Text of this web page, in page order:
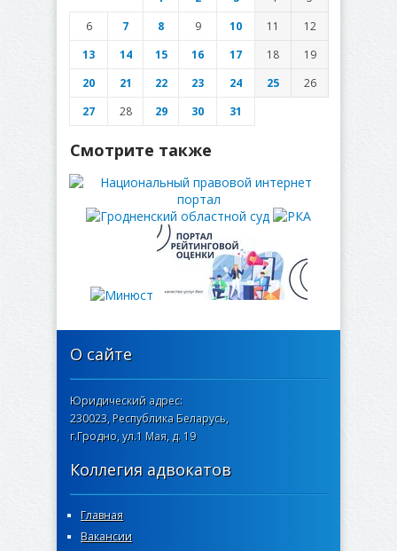
6
7 8 9 10 11
12
13
14 15 16 17 18
19
20
21 22 23 24 25
26
27
28 29 30 31
Смотрите также
О сайте
Юридический адрес:
230023, Республика Беларусь,
г.Гродно, ул.1 Мая, д. 19
Коллегия адвокатов
Главная
Вакансии